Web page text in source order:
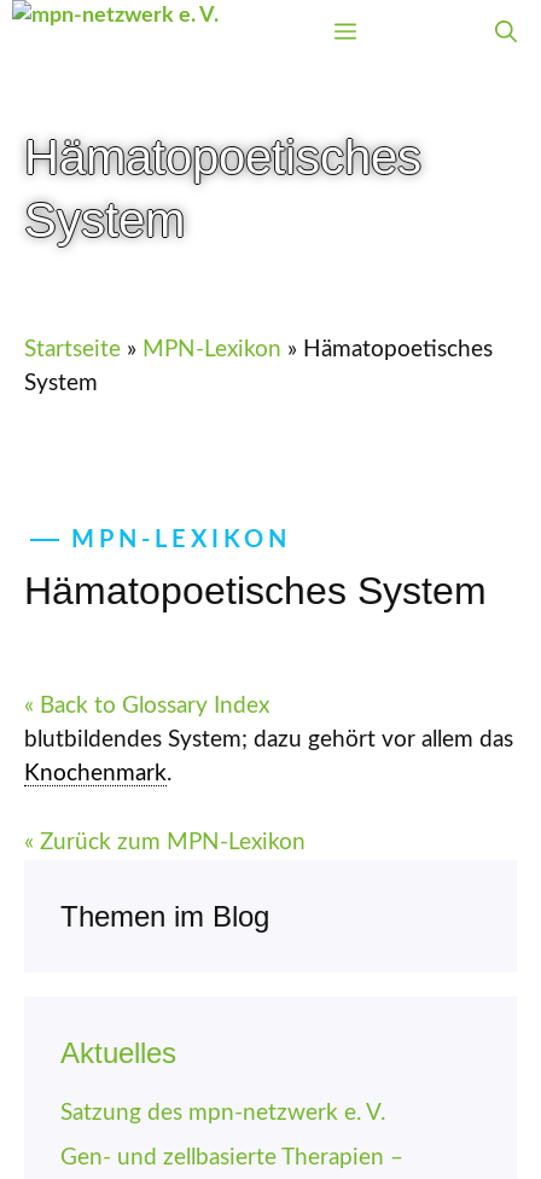
Zum
Menü
Hämatopoetisches
System
Startseite » MPN-Lexikon » Hämatopoetisches
System
MPN-LEXIKON
Hämatopoetisches System
« Back to Glossary Index
blutbildendes System; dazu gehört vor allem das
Knochenmark.
« Zurück zum MPN-Lexikon
Themen im Blog
Aktuelles
Satzung des mpn-netzwerk e. V.
Gen- und zellbasierte Therapien –